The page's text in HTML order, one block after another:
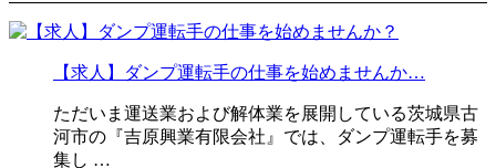
【求人】ダンプ運転手の仕事を始めませんか…
ただいま運送業および解体業を展開している茨城県古
河市の『吉原興業有限会社』では、ダンプ運転手を募
集し …